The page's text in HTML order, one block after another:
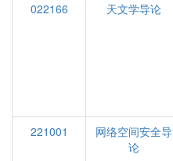
022166
天文学导论
221001
网络空间安全导
论